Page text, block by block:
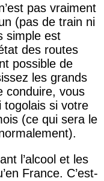
pas vraiment
(pas de train ni
simple est
des routes
possible de
les grands
conduire, vous
togolais si votre
(ce qui sera le
l’alcool et les
France. C’est-